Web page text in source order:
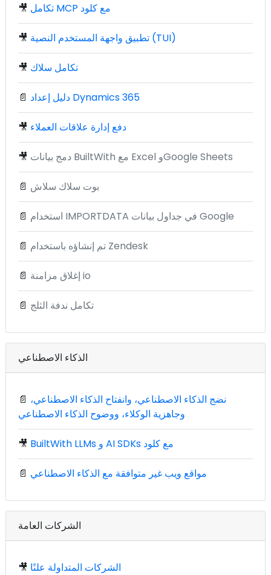
🎥 تكامل MCP مع كلود
🎥 تطبيق واجهة المستخدم النصية (TUI)
🎥 تكامل سلاك
📄 دليل إعداد Dynamics 365
🎥 دفع إدارة علاقات العملاء
🎥 دمج بيانات BuiltWith مع Excel وGoogle Sheets
📄 بوت سلاك سلاش
📄 استخدام IMPORTDATA في جداول بيانات Google
📄 تم إنشاؤه باستخدام Zendesk
📄 إغلاق مزامنة io
📄 تكامل ندفة الثلج
الذكاء الاصطناعي
📄 نضج الذكاء الاصطناعي، وانفتاح الذكاء الاصطناعي،
وجاهزية الوكلاء، ووضوح الذكاء الاصطناعي
🎥 BuiltWith LLMs و AI SDKs مع كلود
📄 مواقع ويب غير متوافقة مع الذكاء الاصطناعي
الشركات العامة
🎥 الشركات المتداولة علنًا